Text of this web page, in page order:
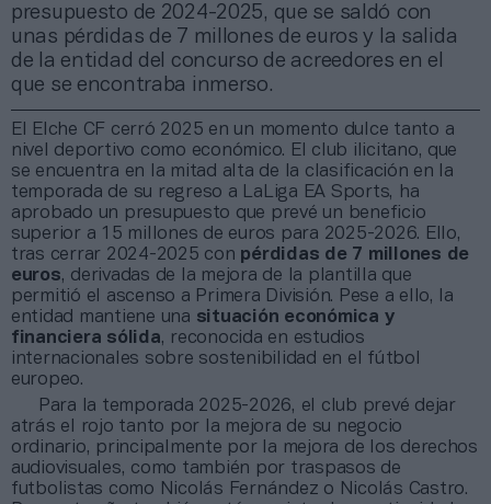
presupuesto de 2024-2025, que se saldó con
unas pérdidas de 7 millones de euros y la salida
de la entidad del concurso de acreedores en el
que se encontraba inmerso.
El Elche CF cerró 2025 en un momento dulce tanto a
nivel deportivo como económico. El club ilicitano, que
se encuentra en la mitad alta de la clasificación en la
temporada de su regreso a LaLiga EA Sports, ha
aprobado un presupuesto que prevé un beneficio
superior a 15 millones de euros para 2025-2026. Ello,
tras cerrar 2024-2025 con pérdidas de 7 millones de
euros, derivadas de la mejora de la plantilla que
permitió el ascenso a Primera División. Pese a ello, la
entidad mantiene una situación económica y
financiera sólida, reconocida en estudios
internacionales sobre sostenibilidad en el fútbol
europeo.
Para la temporada 2025-2026, el club prevé dejar
atrás el rojo tanto por la mejora de su negocio
ordinario, principalmente por la mejora de los derechos
audiovisuales, como también por traspasos de
futbolistas como Nicolás Fernández o Nicolás Castro.